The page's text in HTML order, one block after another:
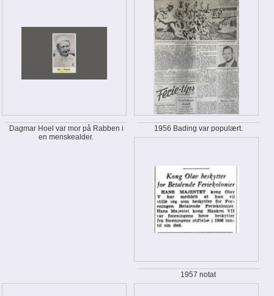
Dagmar Hoel var mor på Rabben i
en menskealder.
1956 Bading var populært.
1957 notat